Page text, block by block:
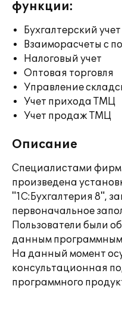
функции:
Бухгалтерский учет
Взаиморасчеты с
Налоговый учет
Оптовая торговля
Управление
Учет прихода ТМЦ
Учет продаж ТМЦ
Описание
Специалистами
произведена
"1С:Бухгалтерия 8",
первоначальное
Пользователи были
данным
На данный момент
консультационная
программного